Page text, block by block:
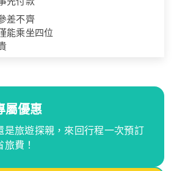
差不齊
能乘坐四位
屬優惠
是旅遊探親，來回行程一次預訂
費！